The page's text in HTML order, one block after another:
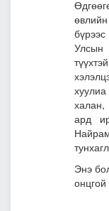
Улсын
халан,
ард
Энэ